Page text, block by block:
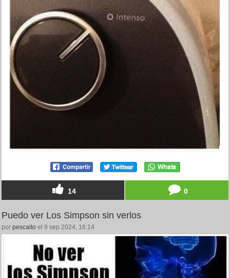
14 0
Puedo ver Los Simpson sin verlos
por pescaito el 9 sep 2024, 16:14